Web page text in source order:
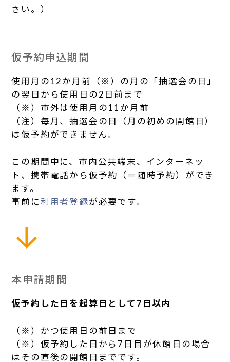
さい。）
仮予約申込期間
使用月の12か月前（※）の月の「抽選会の日」
の翌日から使用日の2日前まで
（※）市外は使用月の11か月前
（注）毎月、抽選会の日（月の初めの開館日）
は仮予約ができません。
この期間中に、市内公共端末、インターネッ
ト、携帯電話から仮予約（＝随時予約）ができ
ます。
事前に利用者登録が必要です。
本申請期間
仮予約した日を起算日として7日以内
（※）かつ使用日の前日まで
（※）仮予約した日から7日目が休館日の場合
はその直後の開館日までです。